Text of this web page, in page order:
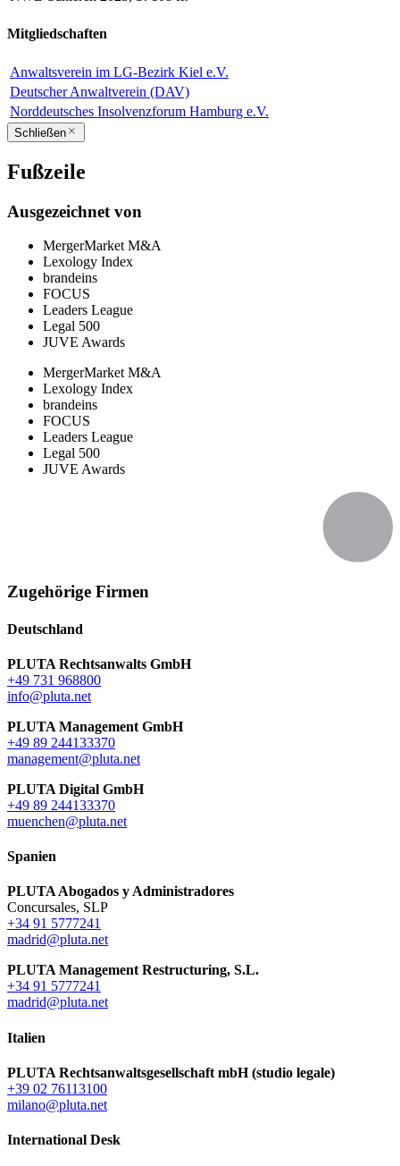
Mitgliedschaften
Anwaltsverein im LG-Bezirk Kiel e.V.
Deutscher Anwaltverein (DAV)
Norddeutsches Insolvenzforum Hamburg e.V.
Schließen
Fußzeile
Ausgezeichnet von
MergerMarket M&A
Lexology Index
brandeins
FOCUS
Leaders League
Legal 500
JUVE Awards
MergerMarket M&A
Lexology Index
brandeins
FOCUS
Leaders League
Legal 500
JUVE Awards
Zugehörige Firmen
Deutschland
PLUTA Rechtsanwalts GmbH
+49 731 968800
info@pluta.net
PLUTA Management GmbH
+49 89 244133370
management@pluta.net
PLUTA Digital GmbH
+49 89 244133370
muenchen@pluta.net
Spanien
PLUTA Abogados y Administradores
Concursales, SLP
+34 91 5777241
madrid@pluta.net
PLUTA Management Restructuring, S.L.
+34 91 5777241
madrid@pluta.net
Italien
PLUTA Rechtsanwaltsgesellschaft mbH (studio legale)
+39 02 76113100
milano@pluta.net
International Desk